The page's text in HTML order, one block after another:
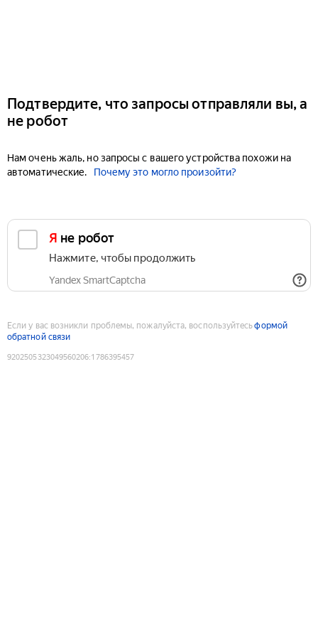
Подтвердите, что запросы отправляли вы, а
не робот
Нам очень жаль, но запросы с вашего устройства похожи на
автоматические.
Почему это могло произойти?
Я не робот
Нажмите, чтобы продолжить
Yandex SmartCaptcha
Если у вас возникли проблемы, пожалуйста, воспользуйтесьформой
обратной связи
9202505323049560206:1786395457